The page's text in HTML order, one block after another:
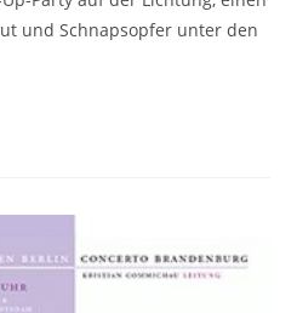
und Schnapsopfer unter den